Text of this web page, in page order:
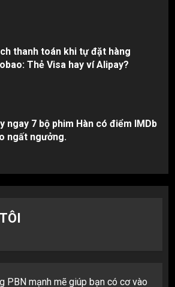
thanh toán khi tự đặt hàng
Thẻ Visa hay ví Alipay?
ngay 7 bộ phim Hàn có điểm IMDb
ngất ngưởng.
PBN mạnh mẽ giúp bạn có cơ vào